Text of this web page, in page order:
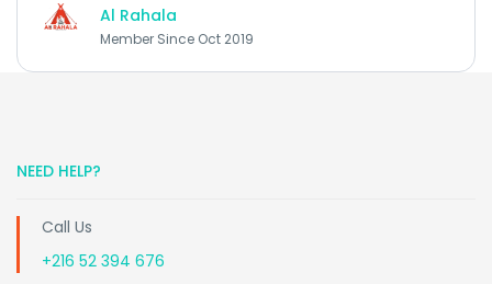
Al Rahala
Member Since Oct 2019
NEED HELP?
Call Us
+216 52 394 676